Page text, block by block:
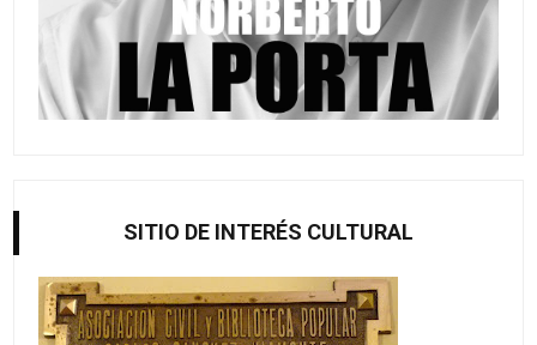
SITIO DE INTERÉS CULTURAL